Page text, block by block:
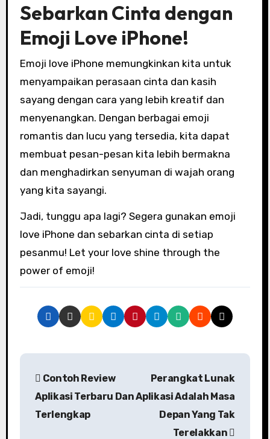
Sebarkan Cinta dengan
Emoji Love iPhone!
Emoji love iPhone memungkinkan kita untuk
menyampaikan perasaan cinta dan kasih
sayang dengan cara yang lebih kreatif dan
menyenangkan. Dengan berbagai emoji
romantis dan lucu yang tersedia, kita dapat
membuat pesan-pesan kita lebih bermakna
dan menghadirkan senyuman di wajah orang
yang kita sayangi.
Jadi, tunggu apa lagi? Segera gunakan emoji
love iPhone dan sebarkan cinta di setiap
pesanmu! Let your love shine through the
power of emoji!
P
Contoh Review
Aplikasi Terbaru Dan
Terlengkap
Perangkat Lunak
Aplikasi Adalah Masa
Depan Yang Tak
Terelakkan